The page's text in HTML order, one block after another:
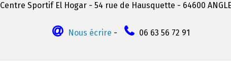
Centre Sportif El Hogar - 54 rue de Hausquette - 64600
Nous écrire - 06 63 56 72 91